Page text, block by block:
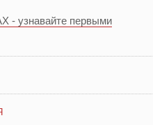
- узнавайте первыми